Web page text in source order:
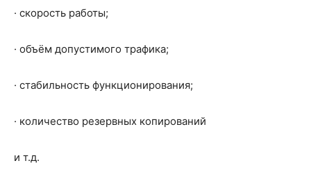
· скорость работы;
· объём допустимого трафика;
· стабильность функционирования;
· количество резервных копирований
и т.д.